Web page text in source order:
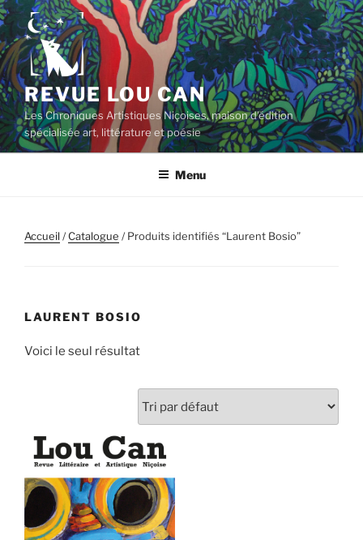
Aller
au
contenu
principal
REVUE LOU CAN
Les Chroniques Artistiques Niçoises, maison d'édition
spécialisée art, littérature et poésie
Menu
Accueil/Catalogue / Produits identifiés “Laurent Bosio”
LAURENT BOSIO
Voici le seul résultat